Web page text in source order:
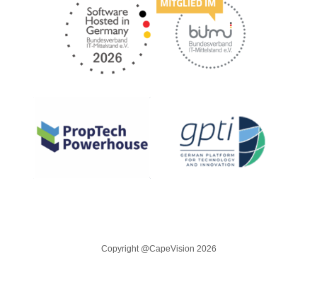
Copyright @CapeVision 2026